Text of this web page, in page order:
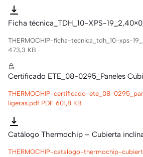
Ficha técnica_TDH_10-XPS-
THERMOCHIP-ficha-tecnica_tdh_10-xps-
473,3 KB
Certificado ETE_08-0295_Paneles
THERMOCHIP-certificado-ete_08-
ligeras.pdf PDF 601,8 KB
Catálogo Thermochip – Cubierta
THERMOCHIP-catalogo-thermochip-